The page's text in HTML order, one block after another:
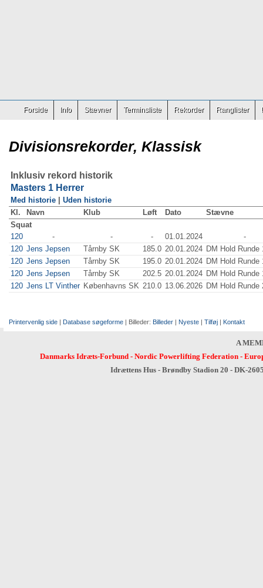
Forside Info Stævner Terminsliste Rekorder Ranglister
Divisionsrekorder, Klassisk
Inklusiv rekord historik
Masters 1 Herrer
Med historie
Uden historie
Kl.
Navn Klub Løft Dato
Stævne
Squat
120
- - - 01.01.2024
-
120 Jens Jepsen Tårnby SK 185.0 20.01.2024 DM Hold
120 Jens Jepsen Tårnby SK 195.0 20.01.2024 DM Hold
120 Jens Jepsen Tårnby SK 202.5 20.01.2024 DM Hold
120 Jens LT Vinther Københavns SK 210.0 13.06.2026 DM Hold
Printervenlig side | Database søgeforme | Billeder: Billeder | Nyeste | Tilføj | Kontakt
A
Danmarks Idræts-Forbund- Nordic Powerlifting Federation-
Idrættens Hus - Brøndby Stadion 20 - DK-